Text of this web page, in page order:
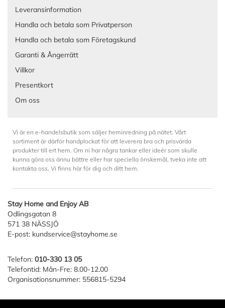
Leveransinformation
Handla och betala som Privatperson
Handla och betala som Företagskund
Garanti & Ångerrätt
Villkor
Presentkort
Om oss
Vi är en e-handelsbutik som säljer heminredning på nätet. Vårt
sortiment är därför handplockat för att leverera bra och prisvärda
produkter till ert hem. Om ni har några tankar eller ideér som skulle
kunna göra oss ännu bättre eller har speciella önskemål, tveka inte att
kontakta oss. Vi finns här för dig och ditt hem.
Stay Home and Enjoy AB
Odlingsgatan 8
571 38 NÄSSJÖ
E-post: kundservice@stayhome.se
Telefon: 010-330 13 05
Telefontid: Mån-Fre: 8.00-12.00
Organisationsnummer: 556815-5294